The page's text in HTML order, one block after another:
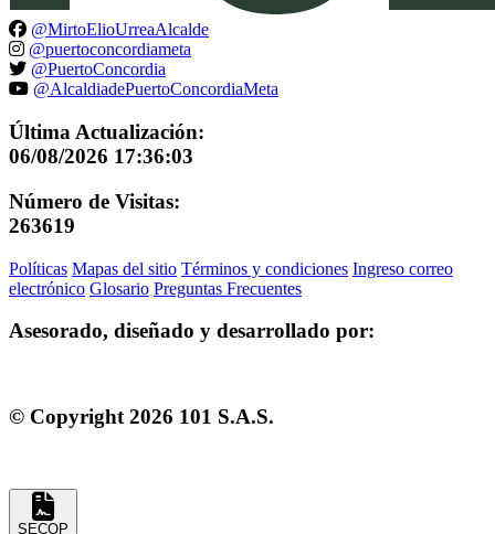
@MirtoElioUrreaAlcalde
@puertoconcordiameta
@PuertoConcordia
@AlcaldiadePuertoConcordiaMeta
Última Actualización:
06/08/2026 17:36:03
Número de Visitas:
263619
Políticas Mapas del sitio Términos y condiciones Ingreso correo
electrónico Glosario Preguntas Frecuentes
Asesorado, diseñado y desarrollado por:
© Copyright 2026 101 S.A.S.
SECOP